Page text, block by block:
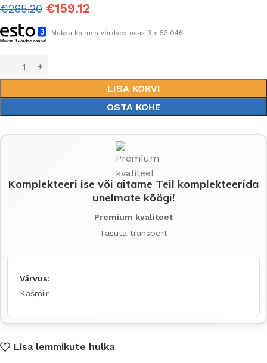
€265.20 €159.12
Maksa kolmes võrdses osas 3 x 53.04€
LISA KORVI
OSTA KOHE
Komplekteeri ise või aitame Teil komplekteerida
unelmate köögi!
Premium kvaliteet
Tasuta transport
Värvus:
Kašmiir
Lisa lemmikute hulka